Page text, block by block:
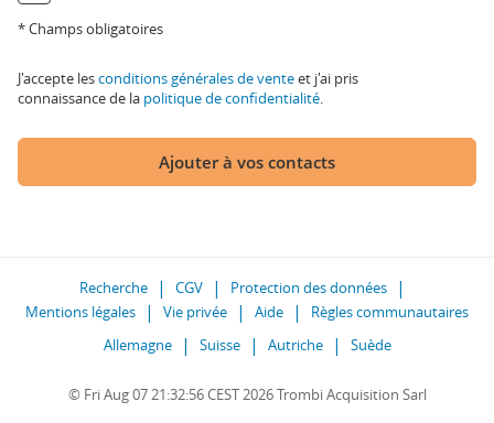
* Champs obligatoires
J'accepte lesconditions générales de venteet j'ai pris
connaissance de la politique de confidentialité.
Ajouter à vos contacts
Recherche CGV
Protection des données
Mentions légales
Vie privée Aide
Règles communautaires
Allemagne
Suisse Autriche Suède
© Fri Aug 07 21:32:56 CEST 2026 Trombi Acquisition Sarl